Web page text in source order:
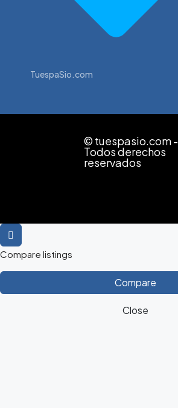
TuespaSio.com
© tuespasio.com -
Todos derechos
reservados
Compare listings
Compare
Close